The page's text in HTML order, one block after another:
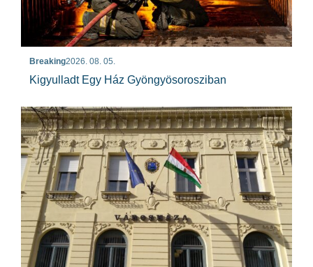
Breaking2026. 08. 05.
Kigyulladt Egy Ház Gyöngyösorosziban